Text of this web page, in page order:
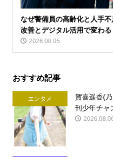
なぜ警備員の高齢化と人手
改善とデジタル活用で変わる
2026.08.05
おすすめ記事
エンタメ
賀喜遥香(
刊少年チャ